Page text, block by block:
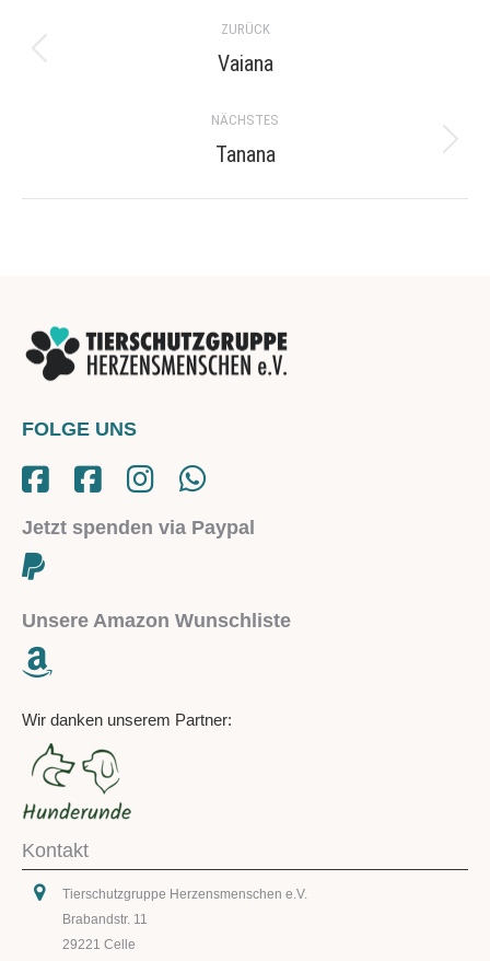
navigation
ZURÜCK
Previous
Vaiana
NÄCHSTES
Next
Tanana
FOLGE UNS
Jetzt spenden via Paypal
Unsere Amazon Wunschliste
Wir danken unserem Partner:
Kontakt
Tierschutzgruppe Herzensmenschen e.V.
Brabandstr. 11
29221 Celle